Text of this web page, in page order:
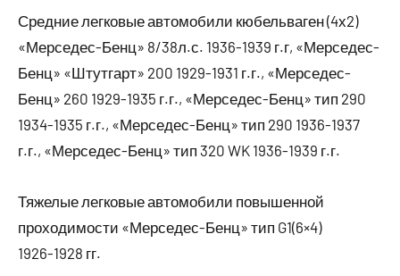
Средние легковые автомобили кюбельваген (4х2)
«Мерседес-Бенц» 8/38л.с. 1936-1939 г.г, «Мерседес-
Бенц» «Штутгарт» 200 1929-1931 г.г., «Мерседес-
Бенц» 260 1929-1935 г.г., «Мерседес-Бенц» тип 290
1934-1935 г.г., «Мерседес-Бенц» тип 290 1936-1937
г.г., «Мерседес-Бенц» тип 320 WK 1936-1939 г.г.
Тяжелые легковые автомобили повышенной
проходимости «Мерседес-Бенц» тип G1(6×4)
1926-1928 гг.